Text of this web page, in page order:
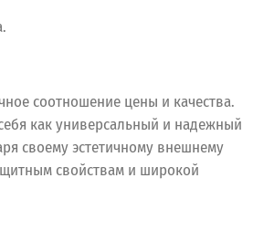
соотношение цены и качества.
как универсальный и надежный
своему эстетичному внешнему
свойствам и широкой